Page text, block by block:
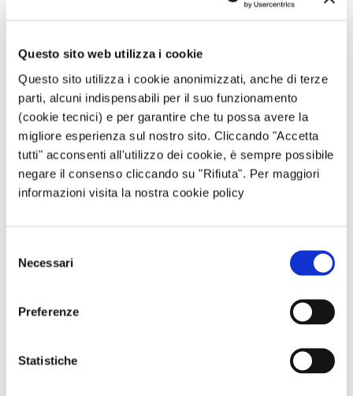
Questo sito web utilizza i cookie
Questo sito utilizza i cookie anonimizzati, anche di terze
parti, alcuni indispensabili per il suo funzionamento
(cookie tecnici) e per garantire che tu possa avere la
migliore esperienza sul nostro sito. Cliccando "Accetta
tutti" acconsenti all'utilizzo dei cookie, è sempre possibile
negare il consenso cliccando su "Rifiuta". Per maggiori
informazioni visita la nostra cookie policy
delNecessari
Preferenze
Statistiche